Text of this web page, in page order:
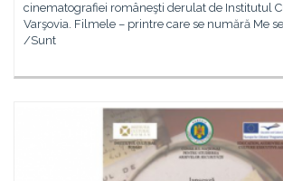
cinematografiei româneşti derulat de Institutul
Varşovia. Filmele – printre care se numără Me
/Sunt